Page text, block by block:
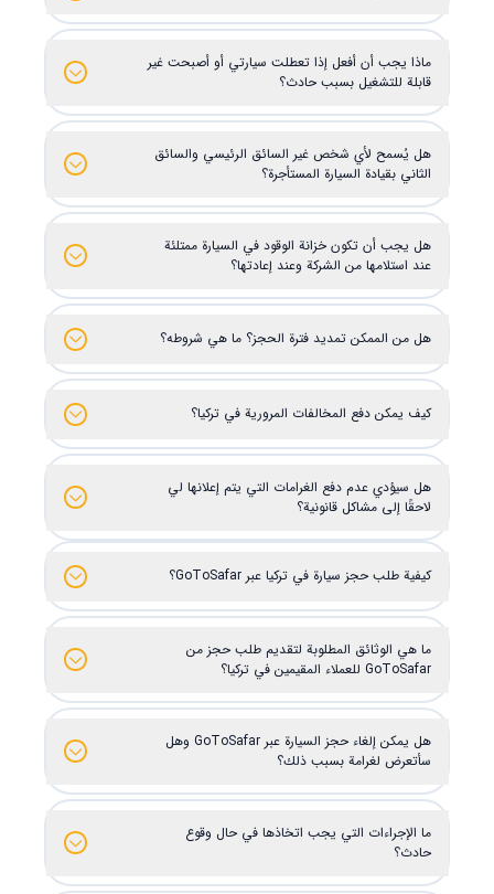
ماذا يجب أن أفعل إذا تعطلت سيارتي أو أصبحت غير
قابلة للتشغيل بسبب حادث؟
هل يُسمح لأي شخص غير السائق الرئيسي والسائق
الثاني بقيادة السيارة المستأجرة؟
هل يجب أن تكون خزانة الوقود في السيارة ممتلئة
عند استلامها من الشركة وعند إعادتها؟
هل من الممكن تمديد فترة الحجز؟ ما هي شروطه؟
كيف يمكن دفع المخالفات المرورية في تركيا؟
هل سيؤدي عدم دفع الغرامات التي يتم إعلانها لي
لاحقًا إلى مشاكل قانونية؟
كيفية طلب حجز سيارة في تركيا عبر GoToSafar؟
ما هي الوثائق المطلوبة لتقديم طلب حجز من
GoToSafar للعملاء المقيمين في تركيا؟
هل يمكن إلغاء حجز السيارة عبر GoToSafar وهل
سأتعرض لغرامة بسبب ذلك؟
ما الإجراءات التي يجب اتخاذها في حال وقوع
حادث؟